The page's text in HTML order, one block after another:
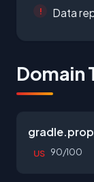
Data
Domain
US 90/100